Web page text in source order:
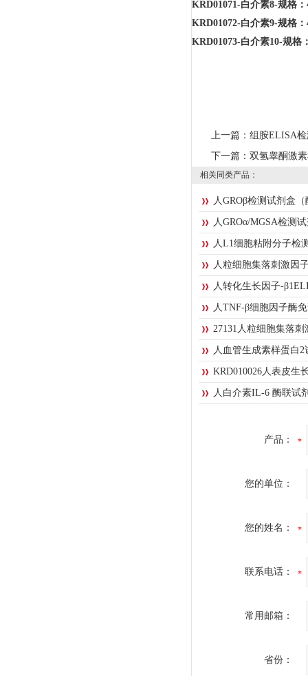
KRD01071-白介素8-规格
KRD01072-白介素9-规格
KRD01073-白介素10-规格
上一篇： 组胺ELISA
下一篇： 双氢睾酮激
相关同类产品：
人GROβ检测试剂盒
人GROα/MGSA检测
人L1细胞粘附分子检
人粒细胞集落刺激因
人转化生长因子-
人TNF-β细胞因子酶
27131人粒细胞集落
人血管生成素样蛋白2
KRD010026人表皮生
人白介素IL-6 酶联试
产品：
您的单位：
您的姓名：
联系电话：
常用邮箱：
省份：